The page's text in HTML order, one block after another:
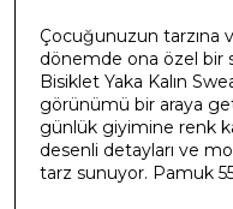
Çocuğunuzun tarzına
dönemde ona özel bir
Bisiklet Yaka Kalın
görünümü bir araya
günlük giyimine renk
desenli detayları ve
tarz sunuyor. Pamuk